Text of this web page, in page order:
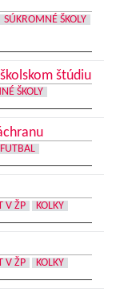
SÚKROMNÉ ŠKOLY
štúdiu
ŠKOLY
FUTBAL
V ŽP KOLKY
V ŽP KOLKY